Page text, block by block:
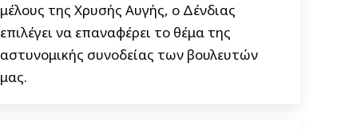
μέλους της Χρυσής Αυγής, ο Δένδιας
επιλέγει να επαναφέρει το θέμα της
αστυνομικής συνοδείας των βουλευτών
μας.